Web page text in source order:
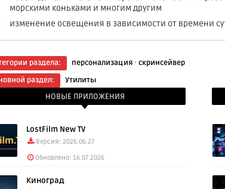
морскими коньками и многим другим
изменение освещения в зависимости от времени
раздела: персонализация · скринсейвер
раздел:
Утилиты
НОВЫЕ ПРИЛОЖЕНИЯ
LostFilm New TV
Версия: 2026.06.27
Обновлено: 16.07.2026
Киноград